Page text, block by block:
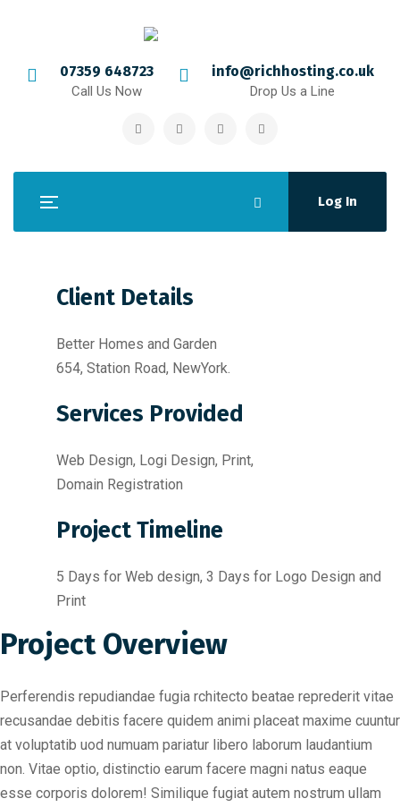
07359 648723
Call Us Now
info@richhosting.co.uk
Drop Us a Line
Log In
Client Details
Better Homes and Garden
654, Station Road, NewYork.
Services Provided
Web Design, Logi Design, Print,
Domain Registration
Project Timeline
5 Days for Web design, 3 Days for Logo Design and
Print
Project Overview
Perferendis repudiandae fugia rchitecto beatae reprederit vitae
recusandae debitis facere quidem animi placeat maxime cuuntur
at voluptatib uod numuam pariatur libero laborum laudantium
non. Vitae optio, distinctio earum facere magni natus eaque
esse corporis dolorem! Similique fugiat autem nostrum ullam